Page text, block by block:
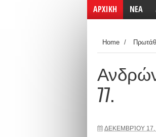
ΑΡΧΙΚΗ ΝΕΑ
Home /
77.
ΔΕΚΕΜΒΡΊΟΥ 17,